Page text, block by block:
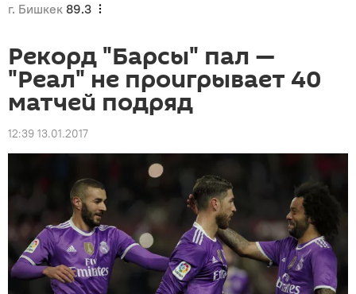
г. Бишкек 89.3
Рекорд "Барсы" пал —
"Реал" не проигрывает 40
матчей подряд
12:39 13.01.2017